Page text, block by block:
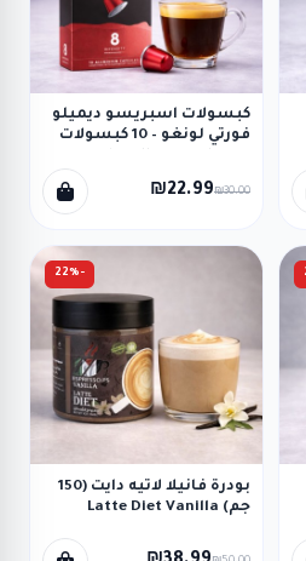
كبسولات اسبريسو ديميلو
فورتي لونغو – 10 كبسولات
₪22.99₪30.00
-22%
بودرة فانيلا لاتيه دايت (150
جم) Latte Diet Vanilla